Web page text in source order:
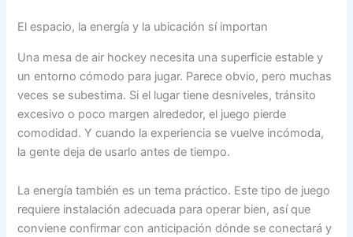
El espacio, la energía y la ubicación sí importan
Una mesa de air hockey necesita una superficie estable y
un entorno cómodo para jugar. Parece obvio, pero muchas
veces se subestima. Si el lugar tiene desniveles, tránsito
excesivo o poco margen alrededor, el juego pierde
comodidad. Y cuando la experiencia se vuelve incómoda,
la gente deja de usarlo antes de tiempo.
La energía también es un tema práctico. Este tipo de juego
requiere instalación adecuada para operar bien, así que
conviene confirmar con anticipación dónde se conectará y